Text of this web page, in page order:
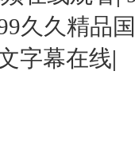
久久精品
字幕在线|